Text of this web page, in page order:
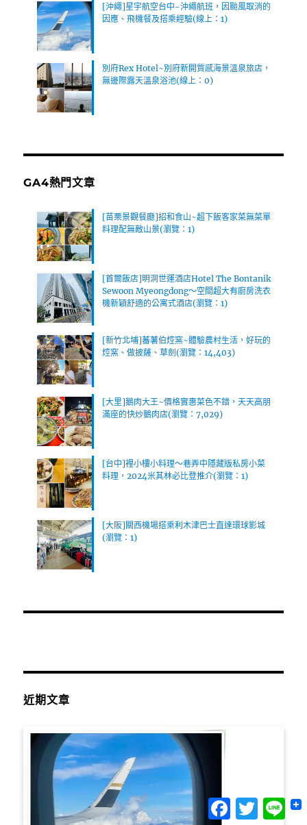
[沖繩]星宇航空台中-沖繩航班，因颱風取消的
因應、飛機餐及搭乘經驗(線上：1)
別府Rex Hotel~別府新開質感海景溫泉旅店，
無邊際露天溫泉浴池(線上：0)
GA4熱門文章
[苗栗景觀餐廳]招和食山~超下飯客家菜無菜單
料理配無敵山景(瀏覽：1)
[首爾飯店]明洞世運酒店Hotel The Bontanik
Sewoon Myeongdong～空間超大有廚房洗衣
機新穎舒適的公寓式酒店(瀏覽：1)
[新竹北埔]蕃薯伯焢窯~體驗農村生活，好玩的
焢窯、做披薩、草劍(瀏覽：14,403)
[大里]鵝肉大王~價格實惠菜色不錯，天天高朋
滿座的快炒鵝肉店(瀏覽：7,029)
[台中]裡小樓小料理～巷弄中隱藏版私房小菜
料理，2024米其林必比登推介(瀏覽：1)
[大阪]關西機場搭乘利木津巴士直達環球影城
(瀏覽：1)
近期文章
Facebook
Twitter